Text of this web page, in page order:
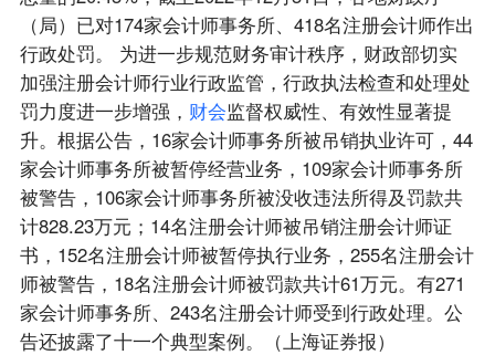
（局）已对174家会计师事务所、418名注册会计师作出
行政处罚。 为进一步规范财务审计秩序，财政部切实
加强注册会计师行业行政监管，行政执法检查和处理处
罚力度进一步增强， 财会监督权威性、有效性显著提
升。根据公告，16家会计师事务所被吊销执业许可，44
家会计师事务所被暂停经营业务，109家会计师事务所
被警告，106家会计师事务所被没收违法所得及罚款共
计828.23万元；14名注册会计师被吊销注册会计师证
书，152名注册会计师被暂停执行业务，255名注册会计
师被警告，18名注册会计师被罚款共计61万元。有271
家会计师事务所、243名注册会计师受到行政处理。公
告还披露了十一个典型案例。（上海证券报）